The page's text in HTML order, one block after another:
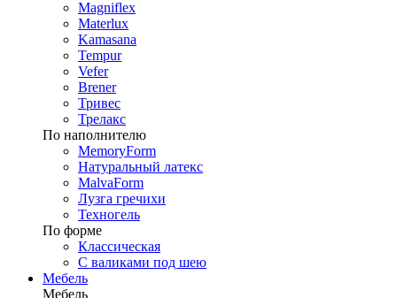
Magniflex
Materlux
Kamasana
Tempur
Vefer
Brener
Тривес
Трелакс
По наполнителю
MemoryForm
Натуральный латекс
MalvaForm
Лузга гречихи
Техногель
По форме
Классическая
С валиками под шею
Мебель
Мебель